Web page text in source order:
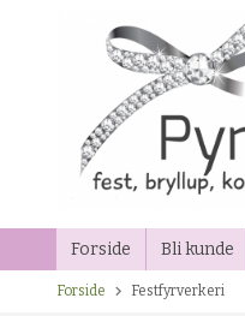
Forside Bli kunde
Forside Festfyrverkeri